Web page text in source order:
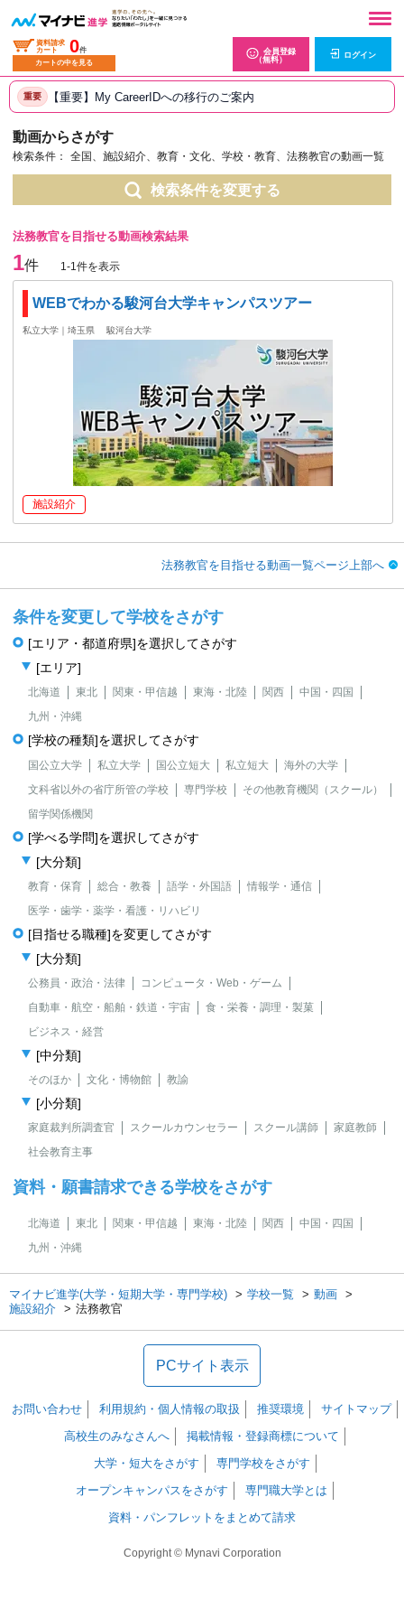
資料請求
カート
0件
カートの中を見る
会員登録
（無料）
ログイン
重要 【重要】My CareerIDへの移行のご案内
動画からさがす
検索条件： 全国、施設紹介、教育・文化、学校・教育、法務教官の動画一覧
検索条件を変更する
法務教官を目指せる動画検索結果
1件 1-1件を表示
WEBでわかる駿河台大学キャンパスツアー
私立大学｜埼玉県 駿河台大学
施設紹介
法務教官を目指せる動画一覧ページ上部へ
条件を変更して学校をさがす
[エリア・都道府県]を選択してさがす
[エリア]
北海道 東北 関東・甲信越 東海・北陸 関西
中国・四国
九州・沖縄
[学校の種類]を選択してさがす
国公立大学 私立大学 国公立短大 私立短大
海外の大学
文科省以外の省庁所管の学校
専門学校
その他教育機関（スクール）
留学関係機関
[学べる学問]を選択してさがす
[大分類]
教育・保育 総合・教養 語学・外国語
情報学・通信
医学・歯学・薬学・看護・リハビリ
[目指せる職種]を変更してさがす
[大分類]
公務員・政治・法律
コンピュータ・Web・ゲーム
自動車・航空・船舶・鉄道・宇宙
食・栄養・調理・製菓
ビジネス・経営
[中分類]
そのほか 文化・博物館 教諭
[小分類]
家庭裁判所調査官 スクールカウンセラー スクール講師
家庭教師
社会教育主事
資料・願書請求できる学校をさがす
北海道 東北 関東・甲信越 東海・北陸 関西
中国・四国
九州・沖縄
マイナビ進学(大学・短期大学・専門学校) 学校一覧
動画
施設紹介
法務教官
PCサイト表示
お問い合わせ 利用規約・個人情報の取扱 推奨環境
サイトマップ
高校生のみなさんへ
掲載情報・登録商標について
大学・短大をさがす
専門学校をさがす
オープンキャンパスをさがす
専門職大学とは
資料・パンフレットをまとめて請求
Copyright © Mynavi Corporation